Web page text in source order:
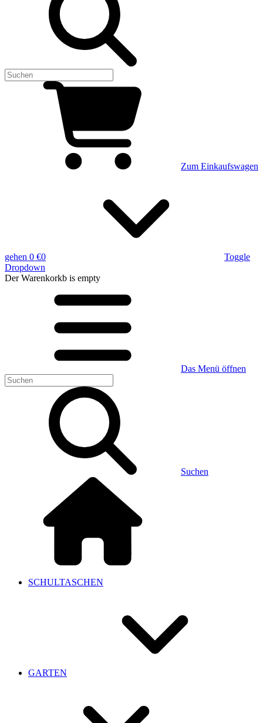
Zum Einkaufswagen
gehen 0 €0
Toggle
Dropdown
Der Warenkorkb is empty
Das Menü öffnen
Suchen
SCHULTASCHEN
GARTEN